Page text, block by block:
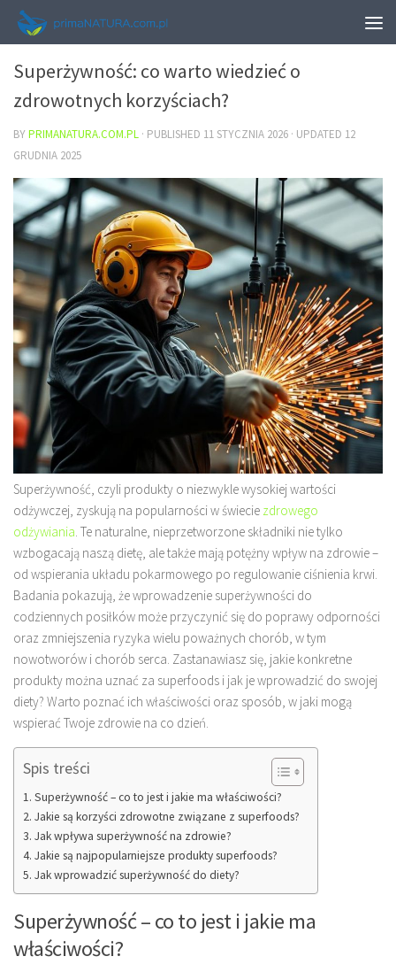
ZDROWIE
Superżywność: co warto wiedzieć o
zdrowotnych korzyściach?
BYPRIMANATURA.COM.PL · PUBLISHED 11 STYCZNIA 2026 · UPDATED 12
GRUDNIA 2025
Superżywność, czyli produkty o niezwykle wysokiej wartości
odżywczej, zyskują na popularności w świecie zdrowego
odżywiania. Te naturalne, nieprzetworzone składniki nie tylko
wzbogacają naszą dietę, ale także mają potężny wpływ na zdrowie –
od wspierania układu pokarmowego po regulowanie ciśnienia krwi.
Badania pokazują, że wprowadzenie superżywności do
codziennych posiłków może przyczynić się do poprawy odporności
oraz zmniejszenia ryzyka wielu poważnych chorób, w tym
nowotworów i chorób serca. Zastanawiasz się, jakie konkretne
produkty można uznać za superfoods i jak je wprowadzić do swojej
diety? Warto poznać ich właściwości oraz sposób, w jaki mogą
wspierać Twoje zdrowie na co dzień.
Spis treści
Superżywność – co to jest i jakie ma właściwości?
Jakie są korzyści zdrowotne związane z superfoods?
Jak wpływa superżywność na zdrowie?
Jakie są najpopularniejsze produkty superfoods?
Jak wprowadzić superżywność do diety?
Superżywność – co to jest i jakie ma
właściwości?